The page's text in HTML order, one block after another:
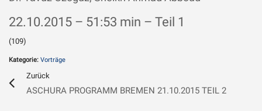
22.10.2015 – 51:53 min – Teil 1
(109)
Kategorie: Vorträge
Zurück
ASCHURA PROGRAMM BREMEN 21.10.2015 TEIL 2